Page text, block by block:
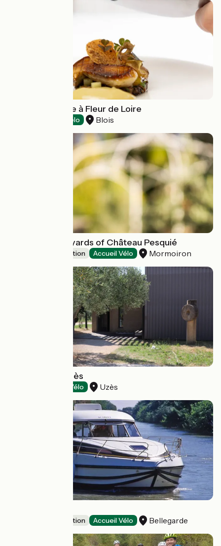
Cours de cuisine à Fleur de Loire
Accueil Vélo Blois
Path in the vineyards of Château Pesquié
Leisure and recreation Accueil Vélo Mormoiron
The Moulin d'Uzès
Accueil Vélo Uzès
Leisure and recreation Accueil Vélo Bellegarde